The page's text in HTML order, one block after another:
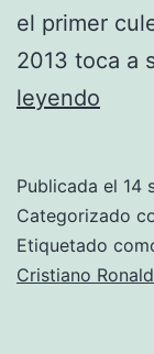
el primer
2013 toca a
leyendo
Publicada el 14
Categorizado
Etiquetado
Cristiano